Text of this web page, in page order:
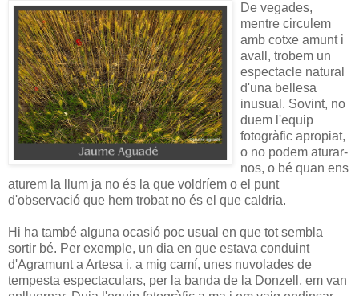
De vegades,
mentre circulem
amb cotxe amunt i
avall, trobem un
espectacle natural
d'una bellesa
inusual. Sovint, no
duem l'equip
fotogràfic apropiat,
o no podem aturar-
nos, o bé quan ens
aturem la llum ja no és la que voldríem o el punt
d'observació que hem trobat no és el que caldria.
Hi ha també alguna ocasió poc usual en que tot sembla
sortir bé. Per exemple, un dia en que estava conduint
d'Agramunt a Artesa i, a mig camí, unes nuvolades de
tempesta espectaculars, per la banda de la Donzell, em van